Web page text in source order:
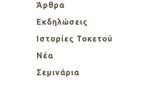
Άρθρα
Εκδηλώσεις
Ιστορίες Τοκετού
Νέα
Σεμινάρια